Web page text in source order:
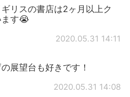
リスの書店は2ヶ月以上ク
ます😭
2020.05.31 14:11
展望台も好きです！
2020.05.31 14:08